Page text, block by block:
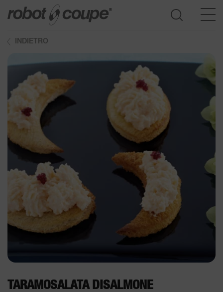
INDIETRO
TARAMOSALATA DISALMONE
Accedi guida alla selezione